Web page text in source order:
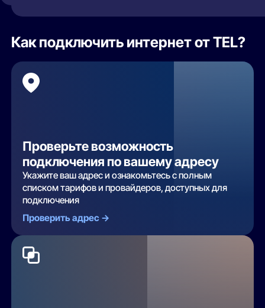
Как подключить интернет от TEL?
Проверьте возможность
подключения по вашему адресу
Укажите ваш адрес и ознакомьтесь с полным
списком тарифов и провайдеров, доступных для
подключения
Проверить адрес ->